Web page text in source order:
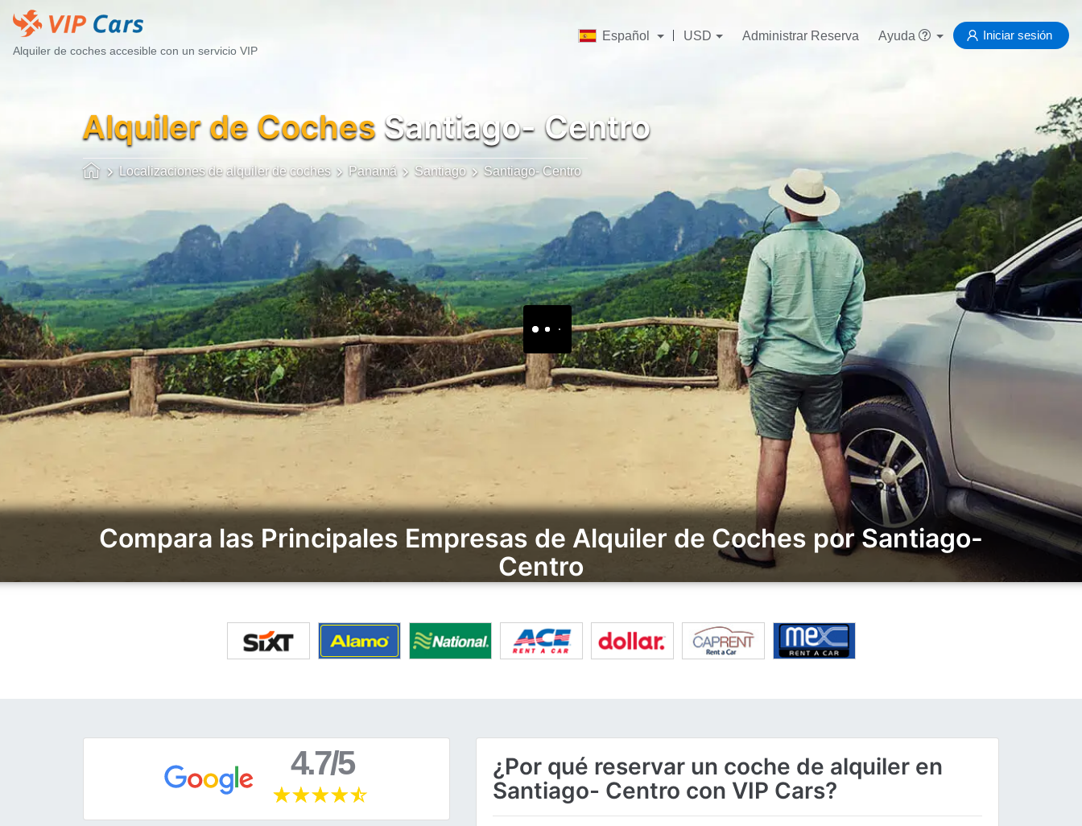
Alquiler de coches accesible con un servicio VIP
Español USD Administrar Reserva Ayuda Iniciar sesión
Alquiler de Coches Santiago- Centro
Localizaciones de alquiler de coches Panamá Santiago Santiago- Centro
Compara las Principales Empresas de Alquiler de Coches por Santiago-
Centro
4.7/5
¿Por qué reservar un coche de alquiler en
Santiago- Centro con VIP Cars?